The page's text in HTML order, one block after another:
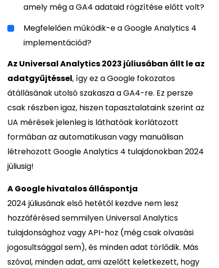
amely még a GA4 adataid rögzítése előtt volt?
Megfelelően működik-e a Google Analytics 4
implementációd?
Az Universal Analytics 2023 júliusában állt le az
adatgyűjtéssel, így ez a Google fokozatos
átállásának utolsó szakasza a GA4-re. Ez persze
csak részben igaz, hiszen tapasztalataink szerint az
UA mérések jelenleg is láthatóak korlátozott
formában az automatikusan vagy manuálisan
létrehozott Google Analytics 4 tulajdonokban 2024
júliusig!
A Google hivatalos álláspontja
2024 júliusának első hetétől kezdve nem lesz
hozzáférésed semmilyen Universal Analytics
tulajdonsághoz vagy API-hoz (még csak olvasási
jogosultsággal sem), és minden adat törlődik. Más
szóval, minden adat, ami azelőtt keletkezett, hogy